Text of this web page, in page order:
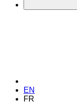
EN
FR